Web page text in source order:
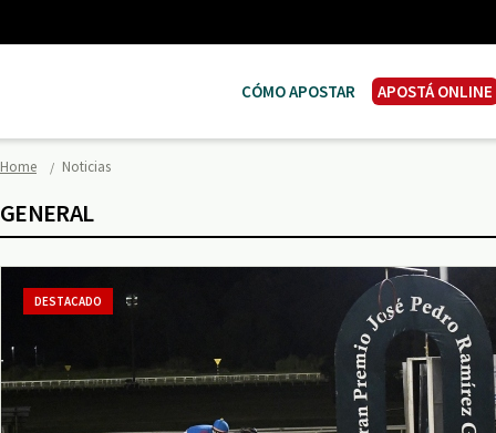
CÓMO APOSTAR APOSTÁ ONLINE
Home Noticias
GENERAL
DESTACADO